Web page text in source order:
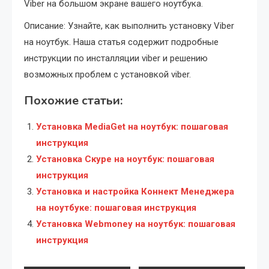
Viber на большом экране вашего ноутбука.
Описание: Узнайте, как выполнить установку Viber
на ноутбук. Наша статья содержит подробные
инструкции по инсталляции viber и решению
возможных проблем с установкой viber.
Похожие статьи:
Установка MediaGet на ноутбук: пошаговая
инструкция
Установка Скуре на ноутбук: пошаговая
инструкция
Установка и настройка Коннект Менеджера
на ноутбуке: пошаговая инструкция
Установка Webmoney на ноутбук: пошаговая
инструкция